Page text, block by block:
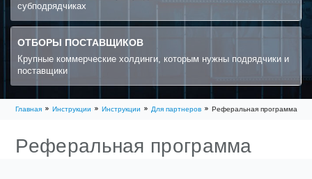
субподрядчиках
ОТБОРЫ ПОСТАВЩИКОВ
Крупные коммерческие холдинги, которым нужны подрядчики и
поставщики
Главная Инструкции Инструкции Для партнеров Реферальная программа
Реферальная программа